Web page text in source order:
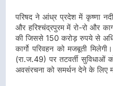
परिषद ने आंध्र प्रदेश में कृष्णा
और हरिश्चंद्रपुरम में रो-रो और
की जिससे 150 करोड़ रुपये से
कार्गो परिवहन को मजबूती
(रा.ज.49) पर तटवर्ती सुविधाओं
अवसंरचना को समर्थन देने के लिए